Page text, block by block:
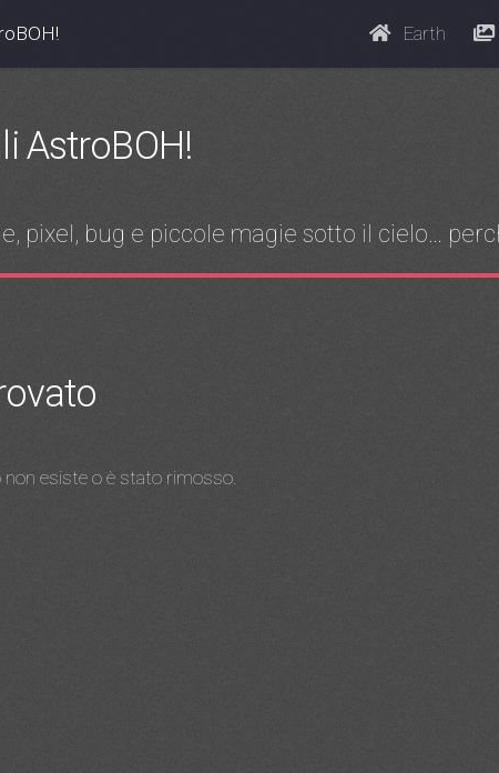
Earth
AstroBOH!
pixel, bug e piccole magie sotto il cielo…
esiste o è stato rimosso.